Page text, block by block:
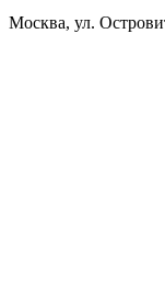
Москва, ул.